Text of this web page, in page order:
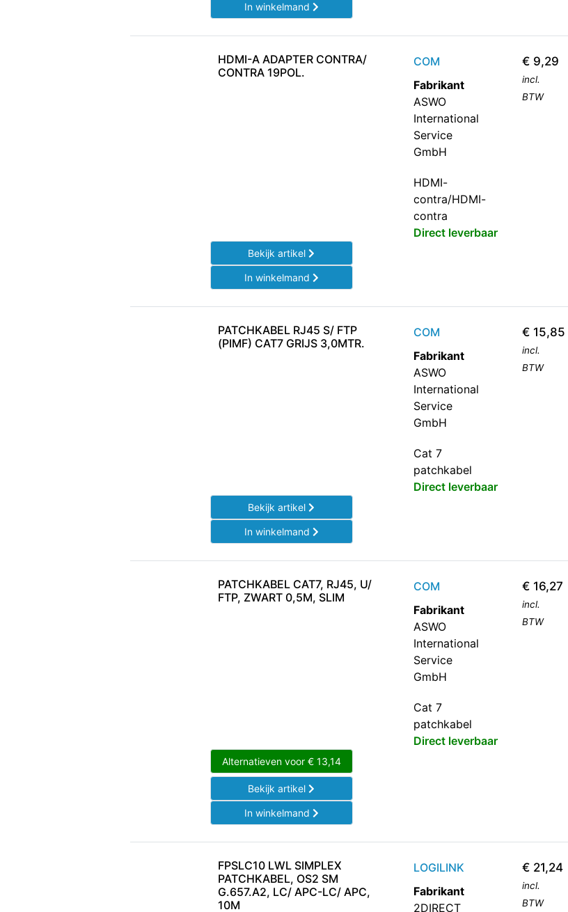
In winkelmand
HDMI-A ADAPTER CONTRA/
CONTRA 19POL.
COM
Fabrikant
ASWO
International
Service
GmbH
HDMI-
contra/HDMI-
contra
Direct leverbaar
€ 9,29
incl.
BTW
Bekijk artikel
In winkelmand
PATCHKABEL RJ45 S/ FTP
(PIMF) CAT7 GRIJS 3,0MTR.
COM
Fabrikant
ASWO
International
Service
GmbH
Cat 7
patchkabel
Direct leverbaar
€ 15,85
incl.
BTW
Bekijk artikel
In winkelmand
PATCHKABEL CAT7, RJ45, U/
FTP, ZWART 0,5M, SLIM
COM
Fabrikant
ASWO
International
Service
GmbH
Cat 7
patchkabel
Direct leverbaar
€ 16,27
incl.
BTW
Alternatieven voor €13,14
Bekijk artikel
In winkelmand
FPSLC10 LWL SIMPLEX
PATCHKABEL, OS2 SM
G.657.A2, LC/ APC-LC/ APC,
10M
LOGILINK
Fabrikant
2DIRECT
€ 21,24
incl.
BTW